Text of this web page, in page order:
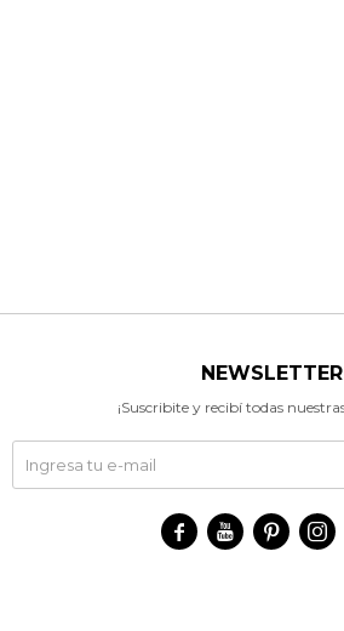
NEWSLETTER
¡Suscribite y recibí todas
   